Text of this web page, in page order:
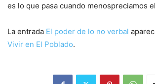
es lo que pasa cuando menospreciamos
La entrada El poder de lo no verbal
Vivir en El Poblado.